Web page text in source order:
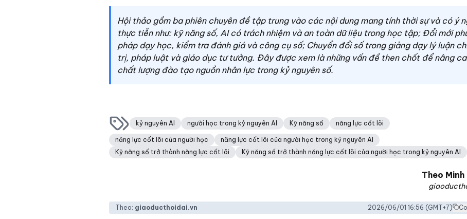
Hội thảo gồm ba phiên chuyên đề tập trung vào các nội dung mang tính thời sự và có ý
thực tiễn như: kỹ năng số, AI có trách nhiệm và an toàn dữ liệu trong học tập; Đổi mới
pháp dạy học, kiểm tra đánh giá và công cụ số; Chuyển đổi số trong giảng dạy lý luận
trị, pháp luật và giáo dục tư tưởng. Đây được xem là những vấn đề then chốt để nâng
chất lượng đào tạo nguồn nhân lực trong kỷ nguyên số.
kỷ nguyên AI người học trong kỷ nguyên AI Kỹ năng số năng lực cốt lõi
năng lực cốt lõi của người học
năng lực cốt lõi của người học trong kỷ nguyên AI
Kỹ năng số trở thành năng lực cốt lõi
Kỹ năng số trở thành năng lực cốt lõi của người học trong kỷ nguyên AI
Theo Minh
Theo: giaoducthoidai.vn 2026/06/01 16:56 (GMT+7)